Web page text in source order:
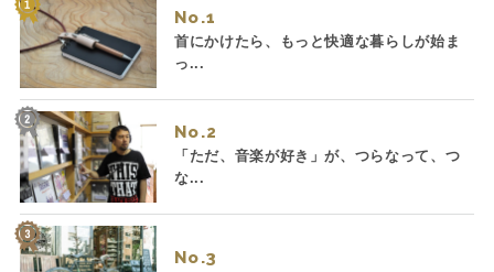
No.
首にかけたら、もっと快適な暮らしが始ま
っ...
No.
「ただ、音楽が好き」が、つらなって、つ
な...
No.